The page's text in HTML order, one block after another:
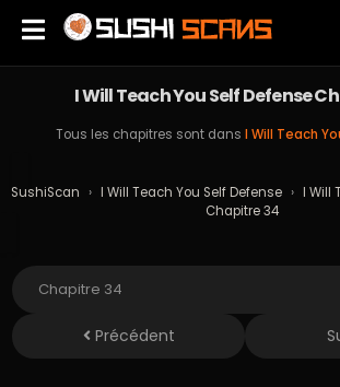
I Will Teach You Self Defense
Tous les chapitres sont dans I Will Teach
SushiScan › I Will Teach You Self Defense › I Will
Chapitre 34
Précédent